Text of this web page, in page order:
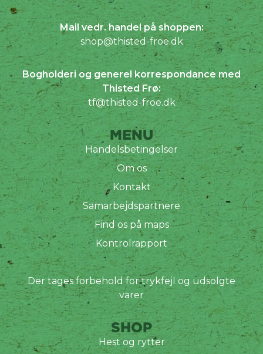
Mail vedr. handel på shoppen:
shop@thisted-froe.dk
Bogholderi og generel korrespondance med
Thisted Frø:
tf@thisted-froe.dk
MENU
Handelsbetingelser
Om os
Kontakt
Samarbejdspartnere
Find os på maps
Kontrolrapport
Der tages forbehold for trykfejl og udsolgte
varer
SHOP
Hest og rytter